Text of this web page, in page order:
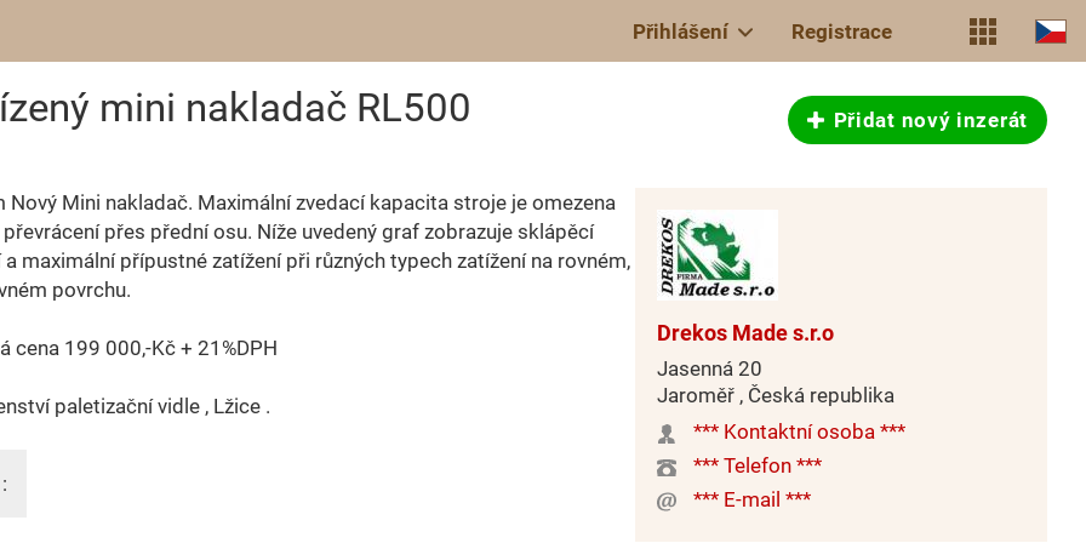
Přihlášení Registrace
mini nakladač RL500 Přidat nový inzerát
Nový Mini nakladač. Maximální zvedací kapacita stroje je omezena
přes přední osu. Níže uvedený graf zobrazuje sklápěcí
a maximální přípustné zatížení při různých typech zatížení na rovném,
povrchu.
cena 199 000,-Kč + 21%DPH
paletizační vidle , Lžice .
Drekos Made s.r.o
Jasenná 20
Jaroměř , Česká republika
*** Kontaktní osoba ***
*** Telefon ***
*** E-mail ***